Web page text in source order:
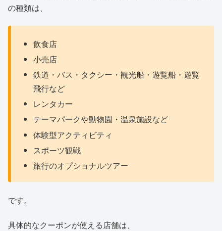
の種類は、
飲食店
小売店
鉄道・バス・タクシー・観光船・遊覧船・遊覧
飛行など
レンタカー
テーマパークや動物園・温泉施設など
体験型アクティビティ
スポーツ観戦
旅行のオプショナルツアー
です。
具体的なクーポンが使える店舗は、